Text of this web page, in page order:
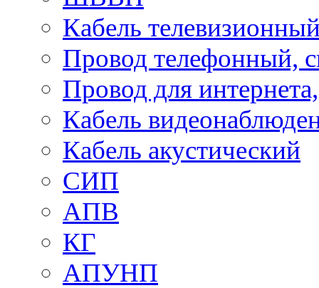
Кабель
Провод телефонный,
Провод для
Кабель
Кабель акустический
СИП
АПВ
КГ
АПУНП